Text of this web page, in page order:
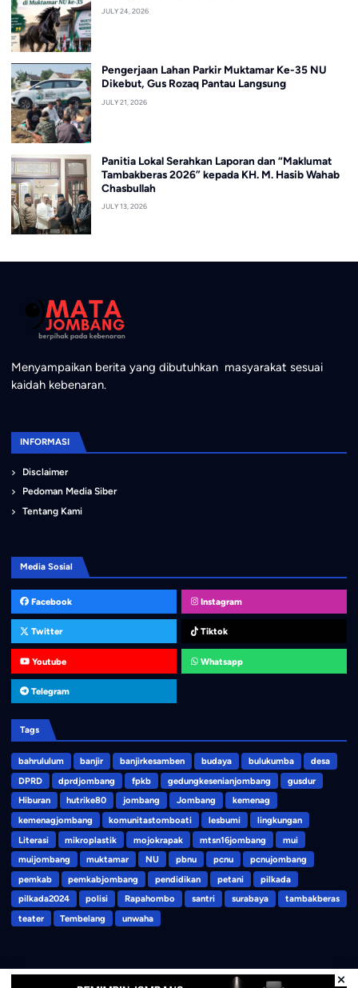
JULY 24, 2026
Pengerjaan Lahan Parkir Muktamar Ke-35 NU
Dikebut, Gus Rozaq Pantau Langsung
JULY 21, 2026
Panitia Lokal Serahkan Laporan dan “Maklumat
Tambakberas 2026” kepada KH. M. Hasib Wahab
Chasbullah
JULY 13, 2026
Menyampaikan berita yang dibutuhkan masyarakat sesuai
kaidah kebenaran.
INFORMASI
Disclaimer
Pedoman Media Siber
Tentang Kami
Media Sosial
Facebook Instagram
Twitter Tiktok
Youtube Whatsapp
Telegram
Tags
bahrululum banjir banjirkesamben budaya bulukumba
desa
DPRD
dprdjombang fpkb gedungkesenianjombang
gusdur
Hiburan
hutrike80 jombang Jombang
kemenag
kemenagjombang
komunitastomboati lesbumi
lingkungan
Literasi
mikroplastik mojokrapak mtsn16jombang
mui
muijombang
muktamar NU pbnu pcnu
pcnujombang
pemkab
pemkabjombang pendidikan petani
pilkada
pilkada2024
polisi Rapahombo santri surabaya
tambakberas
teater
Tembelang unwaha